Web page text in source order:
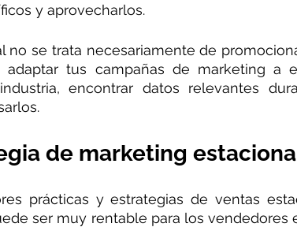
y aprovecharlos.
no se trata necesariamente de
adaptar tus campañas de marketing a
encontrar datos relevantes
de marketing
prácticas y estrategias de ventas
ser muy rentable para los vendedores